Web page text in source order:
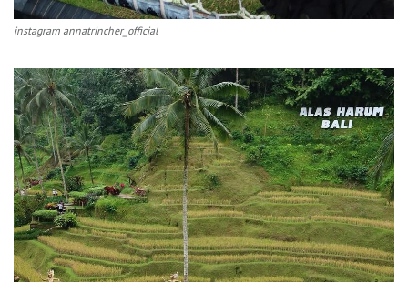
instagram annatrincher_official